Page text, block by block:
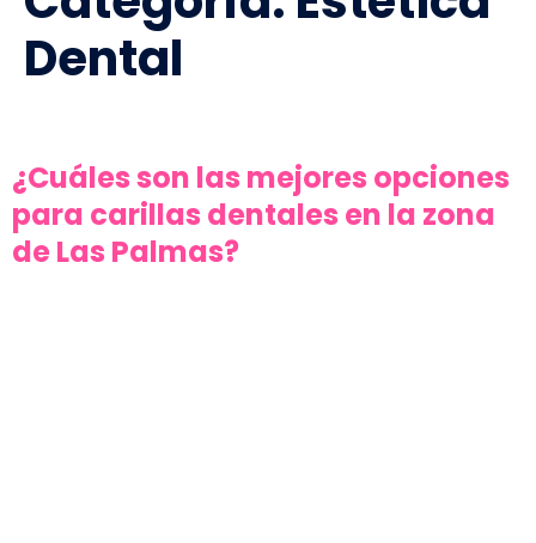
Dental
¿Cuáles son las mejores opciones
para carillas dentales en la zona
de Las Palmas?